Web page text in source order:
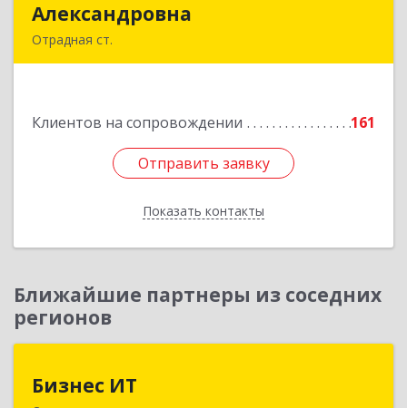
Александровна
Отрадная ст.
Клиентов на сопровождении 161
Отправить заявку
Показать контакты
Подробнее
Отправить заявку
Назад
Ближайшие партнеры из соседних
регионов
Бизнес ИТ